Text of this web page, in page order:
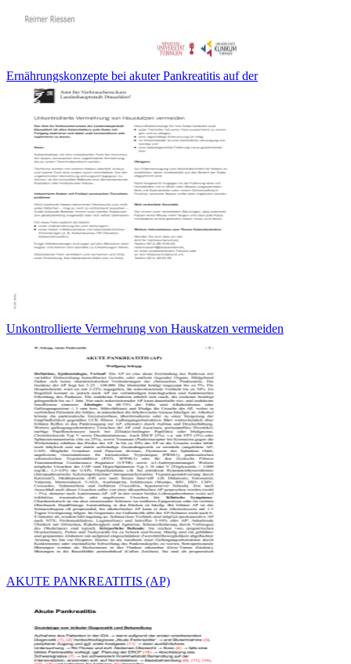
Ernährungskonzepte bei akuter Pankreatitis auf der
Unkontrollierte Vermehrung von Hauskatzen vermeiden
AKUTE PANKREATITIS (AP)